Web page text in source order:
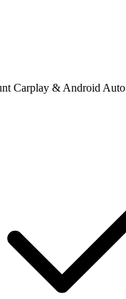
Carplay & Android Auto